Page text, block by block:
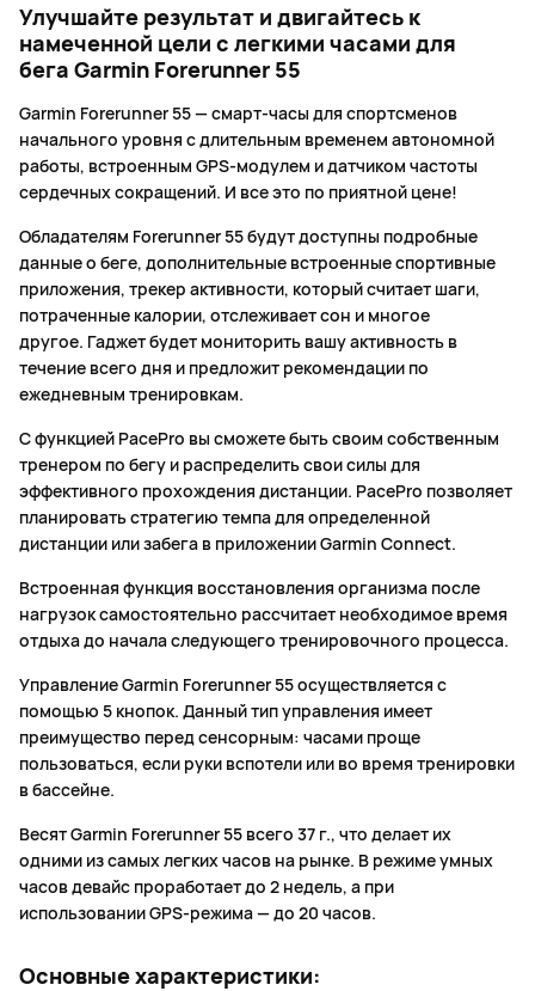
Улучшайте результат и двигайтесь к
намеченной цели с легкими часами для
бега Garmin Forerunner 55
Garmin Forerunner 55 — смарт-часы для спортсменов
начального уровня с длительным временем автономной
работы, встроенным GPS-модулем и датчиком частоты
сердечных сокращений. И все это по приятной цене!
Обладателям Forerunner 55 будут доступны подробные
данные о беге, дополнительные встроенные спортивные
приложения, трекер активности, который считает шаги,
потраченные калории, отслеживает сон и многое
другое. Гаджет будет мониторить вашу активность в
течение всего дня и предложит рекомендации по
ежедневным тренировкам.
С функцией PacePro вы сможете быть своим собственным
тренером по бегу и распределить свои силы для
эффективного прохождения дистанции. PacePro позволяет
планировать стратегию темпа для определенной
дистанции или забега в приложении Garmin Connect.
Встроенная функция восстановления организма после
нагрузок самостоятельно рассчитает необходимое время
отдыха до начала следующего тренировочного процесса.
Управление Garmin Forerunner 55 осуществляется с
помощью 5 кнопок. Данный тип управления имеет
преимущество перед сенсорным: часами проще
пользоваться, если руки вспотели или во время тренировки
в бассейне.
Весят Garmin Forerunner 55 всего 37 г., что делает их
одними из самых легких часов на рынке. В режиме умных
часов девайс проработает до 2 недель, а при
использовании GPS-режима — до 20 часов.
Основные характеристики: